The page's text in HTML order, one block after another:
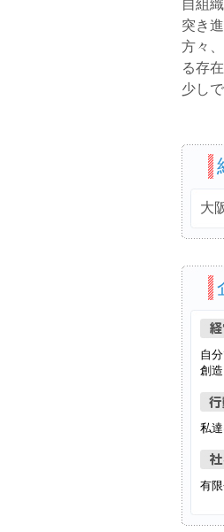
自組
突き
方々
る存
少し
大
自
創
私
有